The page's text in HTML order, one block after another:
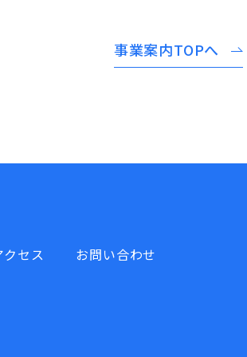
事業案内TOPへ
クセス お問い合わせ